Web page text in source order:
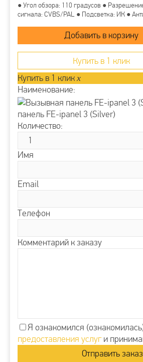
● Угол обзора: 110 градусов ●
сигнала: CVBS/PAL ● Подсветка: ИК ●
Купить в 1 клик
Купить в 1 клик x
Наименование:
панель FE-ipanel 3 (Silver)
Количество:
Имя
Email
Телефон
Комментарий к заказу
Я ознакомился
предоставления услуги